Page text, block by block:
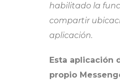
habilitado la
compartir
aplicación.
Esta aplicación
propio